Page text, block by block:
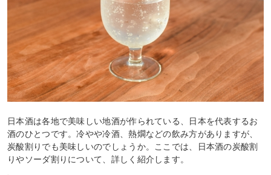
日本酒は各地で美味しい地酒が作られている、日本を代表するお
酒のひとつです。冷やや冷酒、熱燗などの飲み方がありますが、
炭酸割りでも美味しいのでしょうか。ここでは、日本酒の炭酸割
りやソーダ割りについて、詳しく紹介します。